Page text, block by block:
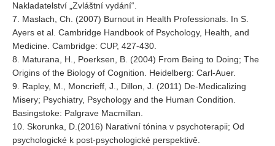
Nakladatelství „Zvláštní vydání“.
7. Maslach, Ch. (2007) Burnout in Health Professionals. In S.
Ayers et al. Cambridge Handbook of Psychology, Health, and
Medicine. Cambridge: CUP, 427-430.
8. Maturana, H., Poerksen, B. (2004) From Being to Doing; The
Origins of the Biology of Cognition. Heidelberg: Carl-Auer.
9. Rapley, M., Moncrieff, J., Dillon, J. (2011) De-Medicalizing
Misery; Psychiatry, Psychology and the Human Condition.
Basingstoke: Palgrave Macmillan.
10. Skorunka, D.(2016) Narativní tónina v psychoterapii; Od
psychologické k post-psychologické perspektivě.